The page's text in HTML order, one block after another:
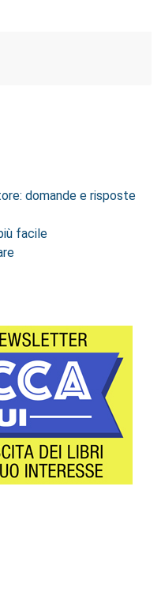
domande e risposte
facile